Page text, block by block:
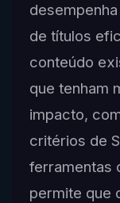
de títulos
conteúdo
que tenham
impacto,
critérios de
ferramentas
permite que